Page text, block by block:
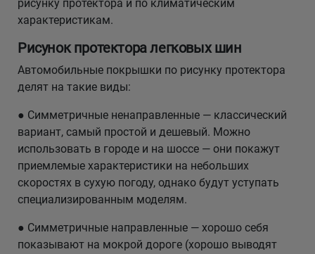
рисунку протектора и по климатическим
характеристикам.
Рисунок протектора легковых шин
Автомобильные покрышки по рисунку протектора
делят на такие виды:
● Симметричные ненаправленные — классический
вариант, самый простой и дешевый. Можно
использовать в городе и на шоссе — они покажут
приемлемые характеристики на небольших
скоростях в сухую погоду, однако будут уступать
специализированным моделям.
● Симметричные направленные — хорошо себя
показывают на мокрой дороге (хорошо выводят